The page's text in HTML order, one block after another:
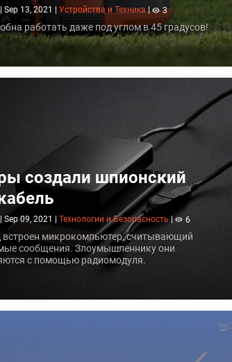
Sep 13, 2021 Устройства и Техника | 3
работать даже под углом в 45 градусов!
создали шпионский
Sep 09, 2021 Технологии и Безопасность | 6
встроен микрокомпьютер, считывающий
сообщения. Злоумышленнику они
с помощью радиомодуля.